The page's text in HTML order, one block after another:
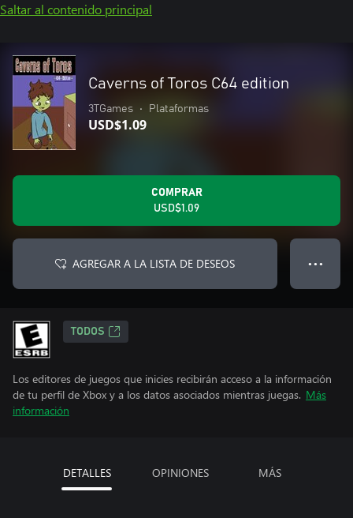
Saltar al contenido principal
Caverns of Toros C64 edition
3TGames • Plataformas
USD$1.09
COMPRAR
USD$1.09
AGREGAR A LA LISTA DE DESEOS ● ● ●
TODOS
Los editores de juegos que inicies recibirán acceso a la información
de tu perfil de Xbox y a los datos asociados mientras juegas. Más
información
DETALLES OPINIONES MÁS